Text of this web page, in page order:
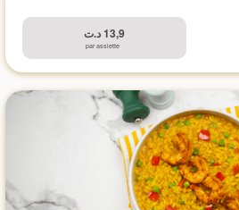
13,9د.ت
par assiette